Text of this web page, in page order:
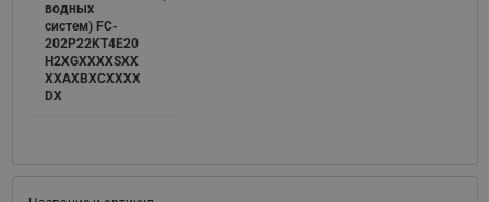
водных
систем) FC-
202P22KT4E20
H2XGXXXXSXX
XXAXBXCXXXX
DX